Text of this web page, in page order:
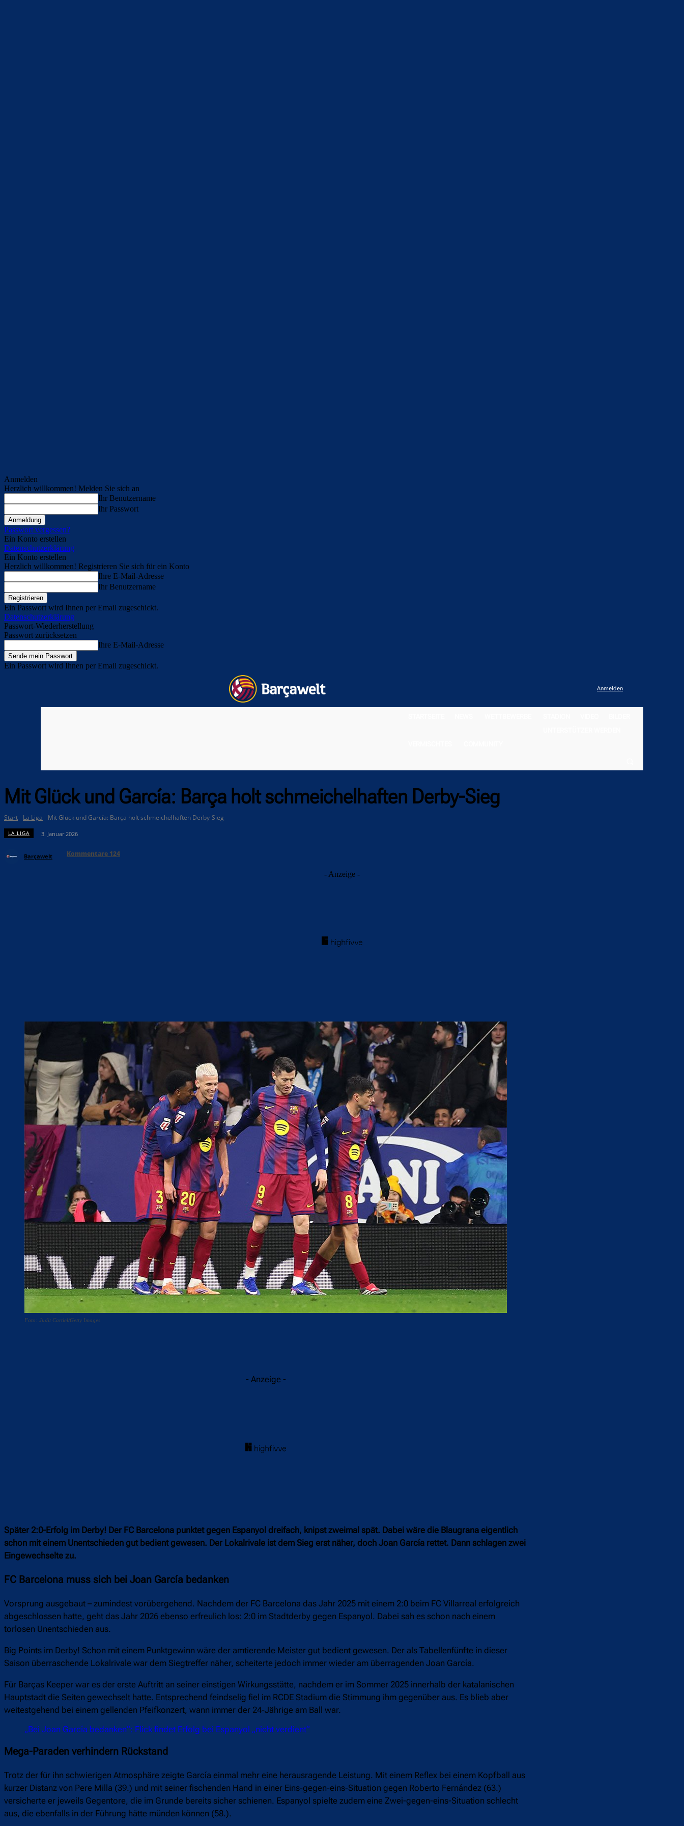
Anmelden
Herzlich willkommen! Melden Sie sich an
Ihr Benutzername
Ihr Passwort
Passwort vergessen?
Ein Konto erstellen
Datenschutzerklärung
Ein Konto erstellen
Herzlich willkommen! Registrieren Sie sich für ein Konto
Ihre E-Mail-Adresse
Ihr Benutzername
Ein Passwort wird Ihnen per Email zugeschickt.
Datenschutzerklärung
Passwort-Wiederherstellung
Passwort zurücksetzen
Ihre E-Mail-Adresse
Ein Passwort wird Ihnen per Email zugeschickt.
Anmelden
Mit Glück und García: Barça holt schmeichelhaften Derby-Sieg
Start La Liga Mit Glück und García: Barça holt schmeichelhaften Derby-Sieg
LA LIGA 3. Januar 2026
Barçawelt Kommentare 124
- Anzeige -
Foto: Judit Cartiel/Getty Images
- Anzeige -
Später 2:0-Erfolg im Derby! Der FC Barcelona punktet gegen Espanyol dreifach, knipst zweimal spät. Dabei wäre die Blaugrana eigentlich
schon mit einem Unentschieden gut bedient gewesen. Der Lokalrivale ist dem Sieg erst näher, doch Joan García rettet. Dann schlagen zwei
Eingewechselte zu.
FC Barcelona muss sich bei Joan García bedanken
Vorsprung ausgebaut – zumindest vorübergehend. Nachdem der FC Barcelona das Jahr 2025 mit einem 2:0 beim FC Villarreal erfolgreich
abgeschlossen hatte, geht das Jahr 2026 ebenso erfreulich los: 2:0 im Stadtderby gegen Espanyol. Dabei sah es schon nach einem
torlosen Unentschieden aus.
Big Points im Derby! Schon mit einem Punktgewinn wäre der amtierende Meister gut bedient gewesen. Der als Tabellenfünfte in dieser
Saison überraschende Lokalrivale war dem Siegtreffer näher, scheiterte jedoch immer wieder am überragenden Joan García.
Für Barças Keeper war es der erste Auftritt an seiner einstigen Wirkungsstätte, nachdem er im Sommer 2025 innerhalb der katalanischen
Hauptstadt die Seiten gewechselt hatte. Entsprechend feindselig fiel im RCDE Stadium die Stimmung ihm gegenüber aus. Es blieb aber
weitestgehend bei einem gellenden Pfeifkonzert, wann immer der 24-Jährige am Ball war.
„Bei Joan García bedanken“: Flick findet Erfolg bei Espanyol „nicht verdient“
Mega-Paraden verhindern Rückstand
Trotz der für ihn schwierigen Atmosphäre zeigte García einmal mehr eine herausragende Leistung. Mit einem Reflex bei einem Kopfball aus
kurzer Distanz von Pere Milla (39.) und mit seiner fischenden Hand in einer Eins-gegen-eins-Situation gegen Roberto Fernández (63.)
versicherte er jeweils Gegentore, die im Grunde bereits sicher schienen. Espanyol spielte zudem eine Zwei-gegen-eins-Situation schlecht
aus, die ebenfalls in der Führung hätte münden können (58.).